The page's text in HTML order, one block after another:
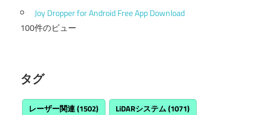
Joy Dropper for Android Free App Download
100件のビュー
タグ
レーザー関連(1502) LiDARシステム(1071)